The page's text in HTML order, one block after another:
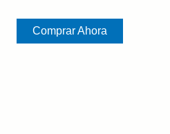
Comprar Ahora